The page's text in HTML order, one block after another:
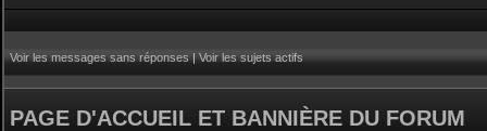
Voir les messages sans réponses|Voir les sujets actifs
PAGE D'ACCUEIL ET BANNIÈRE DU FORUM